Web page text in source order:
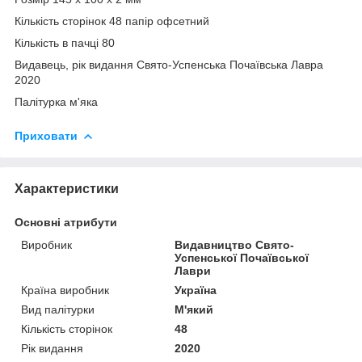
Кількість сторінок 48 папір офсетний
Кількість в пачці 80
Видавець, рік видання Свято-Успенська Почаївська Лавра
2020
Палітурка м'яка
Приховати
Характеристики
Основні атрибути
Виробник
Видавництво Свято-
Успенської Почаївської
Лаври
Країна виробник
Україна
Вид палітурки
М'який
Кількість сторінок
48
Рік видання
2020